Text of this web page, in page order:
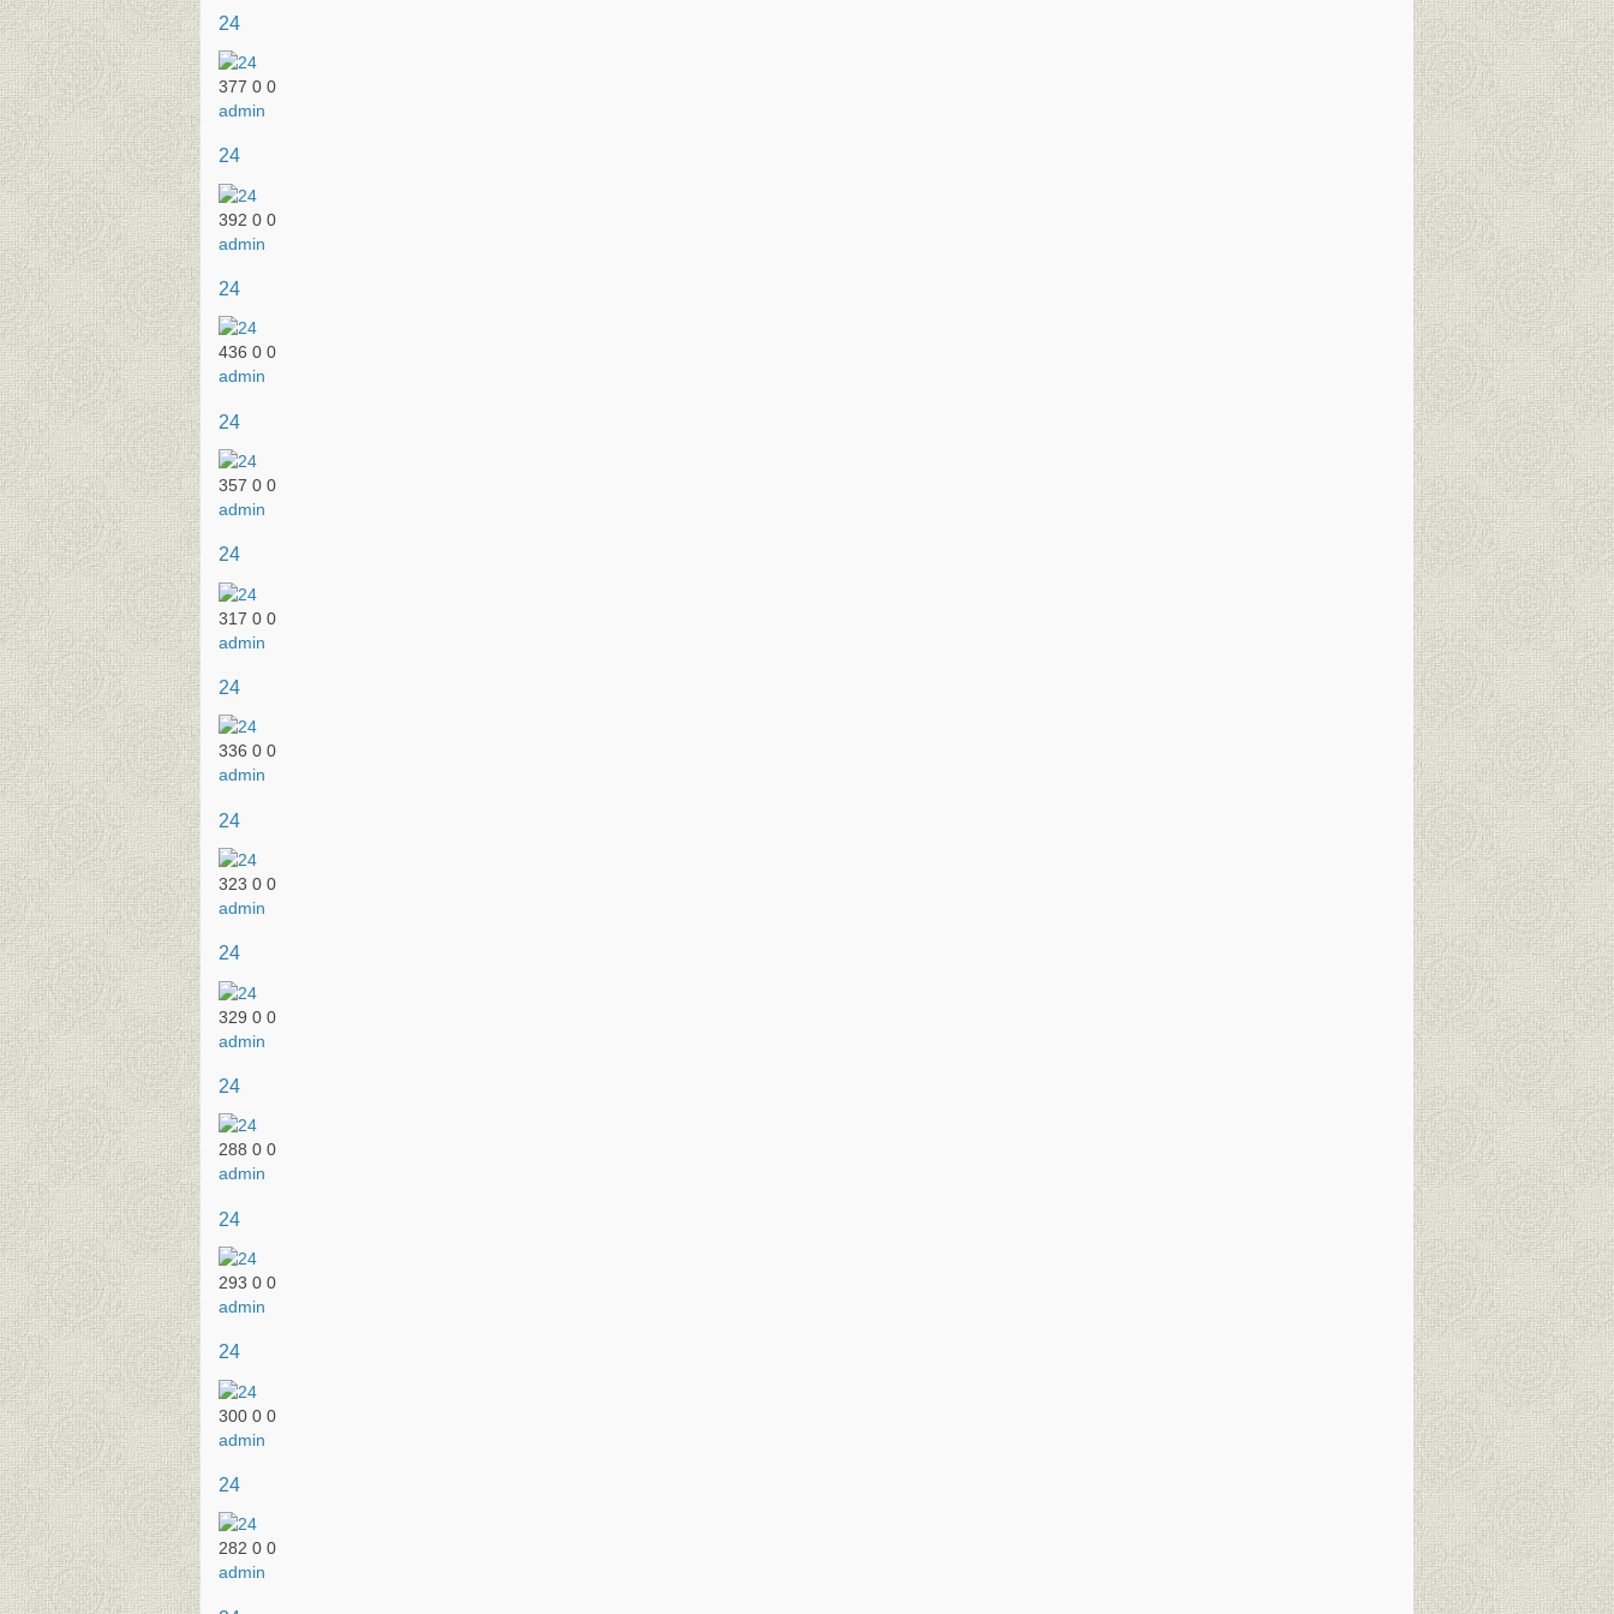
24
377 0 0
admin
24
392 0 0
admin
24
436 0 0
admin
24
357 0 0
admin
24
317 0 0
admin
24
336 0 0
admin
24
323 0 0
admin
24
329 0 0
admin
24
288 0 0
admin
24
293 0 0
admin
24
300 0 0
admin
24
282 0 0
admin